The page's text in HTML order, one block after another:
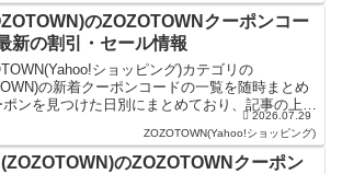
のZOZOTOWNクーポンコー
新の割引・セール情報
ショッピング)カテゴリの
の新着クーポンコードの一覧を随時まとめ
ンを見つけた日別にまとめており、記事の上に
2026.07.29
ZOZOTOWN(Yahoo!ショッピング)
のZOZOTOWNクーポン